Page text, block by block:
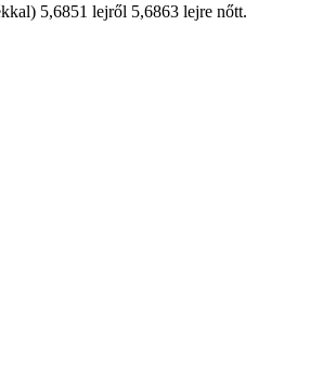
5,6851 lejről 5,6863 lejre nőtt.